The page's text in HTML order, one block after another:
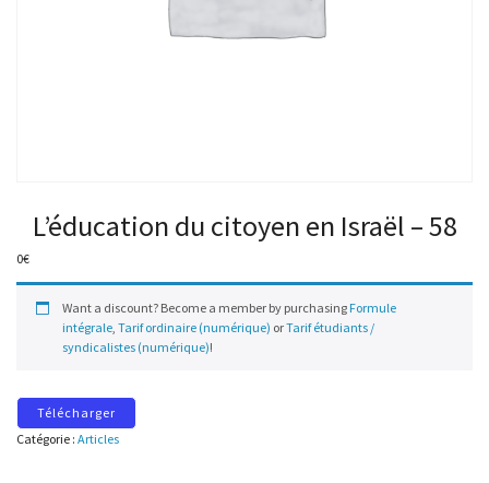
L’éducation du citoyen en Israël – 58
0€
Want a discount? Become a member by purchasing Formule
intégrale, Tarif ordinaire (numérique) orTarif étudiants /
syndicalistes (numérique)!
Télécharger
Catégorie : Articles